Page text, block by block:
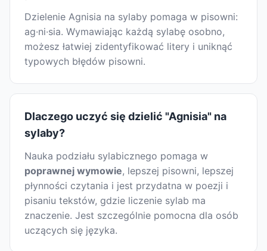
Dzielenie Agnisia na sylaby pomaga w pisowni:
ag·ni·sia. Wymawiając każdą sylabę osobno,
możesz łatwiej zidentyfikować litery i uniknąć
typowych błędów pisowni.
Dlaczego uczyć się dzielić "Agnisia" na
sylaby?
Nauka podziału sylabicznego pomaga w
poprawnej wymowie, lepszej pisowni, lepszej
płynności czytania i jest przydatna w poezji i
pisaniu tekstów, gdzie liczenie sylab ma
znaczenie. Jest szczególnie pomocna dla osób
uczących się języka.